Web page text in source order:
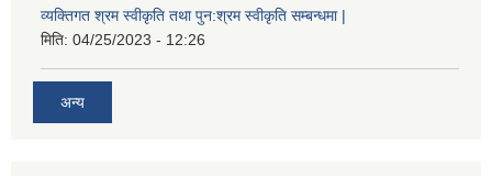
व्यक्तिगत श्रम स्वीकृति तथा पुन:श्रम स्वीकृति सम्बन्धमा |
मिति: 04/25/2023 - 12:26
अन्य